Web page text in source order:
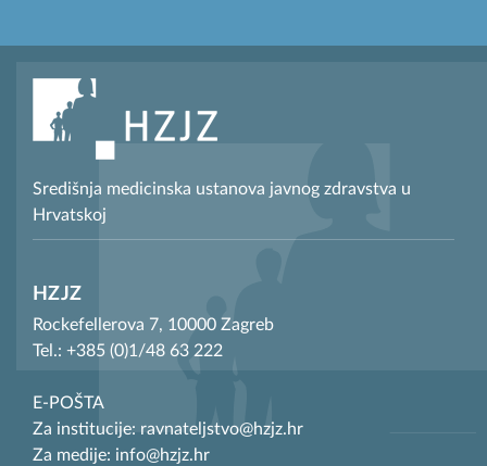
Središnja medicinska ustanova javnog zdravstva u
Hrvatskoj
HZJZ
Rockefellerova 7, 10000 Zagreb
Tel.: +385 (0)1/48 63 222
E-POŠTA
Za institucije: ravnateljstvo@hzjz.hr
Za medije: info@hzjz.hr